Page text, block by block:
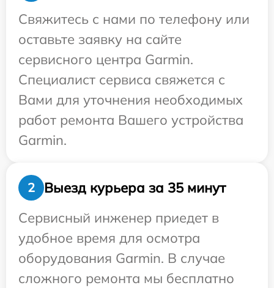
Свяжитесь с нами по телефону или
оставьте заявку на сайте
сервисного центра Garmin.
Специалист сервиса свяжется с
Вами для уточнения необходимых
работ ремонта Вашего устройства
Garmin.
2
Выезд курьера за 35 минут
Сервисный инженер приедет в
удобное время для осмотра
оборудования Garmin. В случае
сложного ремонта мы бесплатно